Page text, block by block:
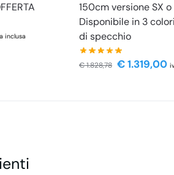
inclusa
150cm versione SX o
Disponibile in 3
di specchio
€1.828,78 €1.319,00